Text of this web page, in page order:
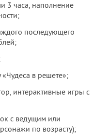
3 часа, наполнение
последующего
в решете»;
интерактивные игры с
с ведущим или
по возрасту);